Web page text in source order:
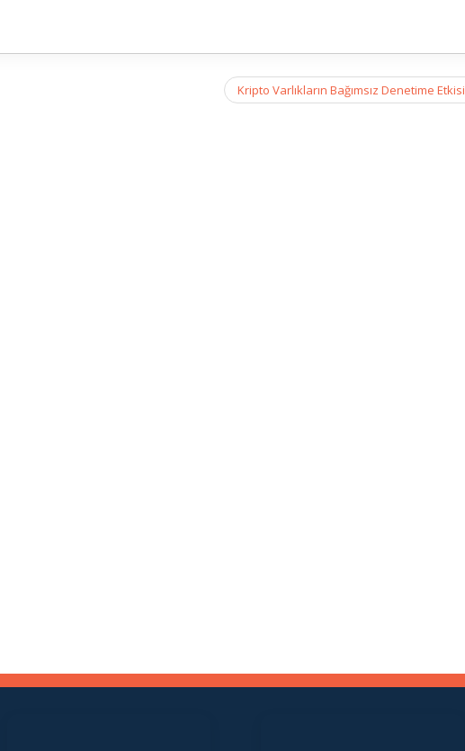
Kripto Varlıkların Bağımsız Denetime Etkisi